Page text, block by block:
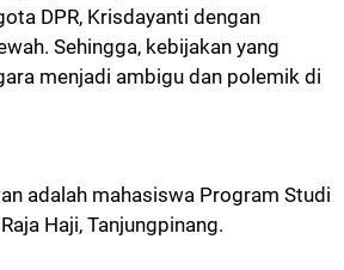
DPR, Krisdayanti dengan
Sehingga, kebijakan yang
menjadi ambigu dan polemik di
adalah mahasiswa Program Studi
Haji, Tanjungpinang.